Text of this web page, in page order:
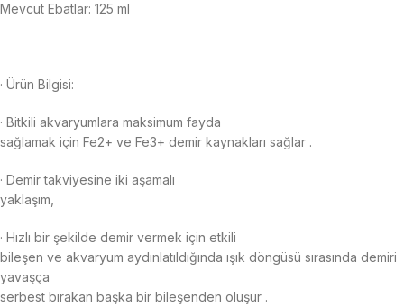
Mevcut Ebatlar: 125 ml
· Ürün Bilgisi:
· Bitkili akvaryumlara maksimum fayda
sağlamak için Fe2+ ve Fe3+ demir kaynakları sağlar .
· Demir takviyesine iki aşamalı
yaklaşım,
· Hızlı bir şekilde demir vermek için etkili
bileşen ve akvaryum aydınlatıldığında ışık döngüsü sırasında demiri
yavaşça
serbest bırakan başka bir bileşenden oluşur .